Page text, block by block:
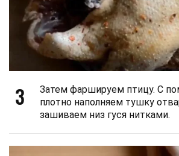
3
Затем фаршируем птицу. С
плотно наполняем тушку
зашиваем низ гуся нитками.